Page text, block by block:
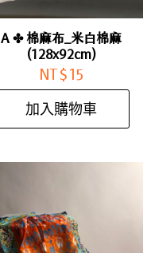
A ✤ 棉麻布_米白棉麻
(128x92cm)
NT$ 15
加入購物車